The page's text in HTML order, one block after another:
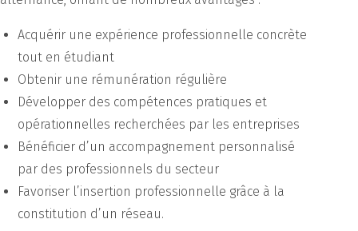
Acquérir une expérience professionnelle concrète
tout en étudiant
Obtenir une rémunération régulière
Développer des compétences pratiques et
opérationnelles recherchées par les entreprises
Bénéficier d’un accompagnement personnalisé
par des professionnels du secteur
Favoriser l’insertion professionnelle grâce à la
constitution d’un réseau.